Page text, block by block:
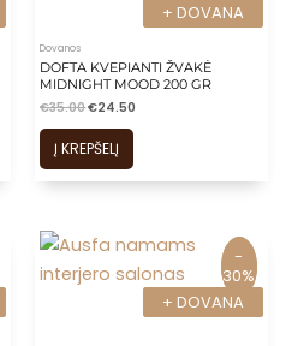
+ DOVANA
+ DOVANA
Dovanos
DOFTA KVEPIANTI ŽVAKĖ
MIDNIGHT MOOD 200 GR
€35.00€24.50
Į KREPŠELĮ
+ DOVANA
-
30%
+ DOVANA
-
30%